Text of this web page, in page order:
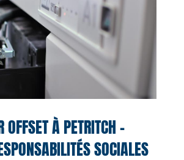
À PETRITCH –
SOCIALES